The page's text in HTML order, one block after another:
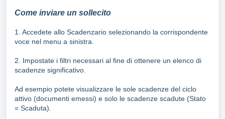
Come inviare un sollecito
1. Accedete allo Scadenzario selezionando la corrispondente
voce nel menu a sinistra.
2. Impostate i filtri necessari al fine di ottenere un elenco di
scadenze significativo.
Ad esempio potete visualizzare le sole scadenze del ciclo
attivo (documenti emessi) e solo le scadenze scadute (Stato
= Scaduta).